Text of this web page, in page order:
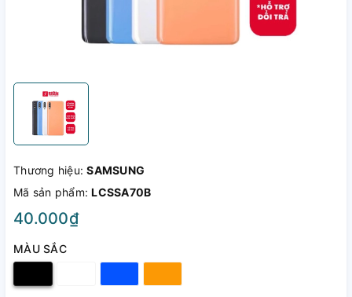
Thương hiệu:SAMSUNG
Mã sản phẩm:LCSSA70B
40.000₫
MÀU SẮC